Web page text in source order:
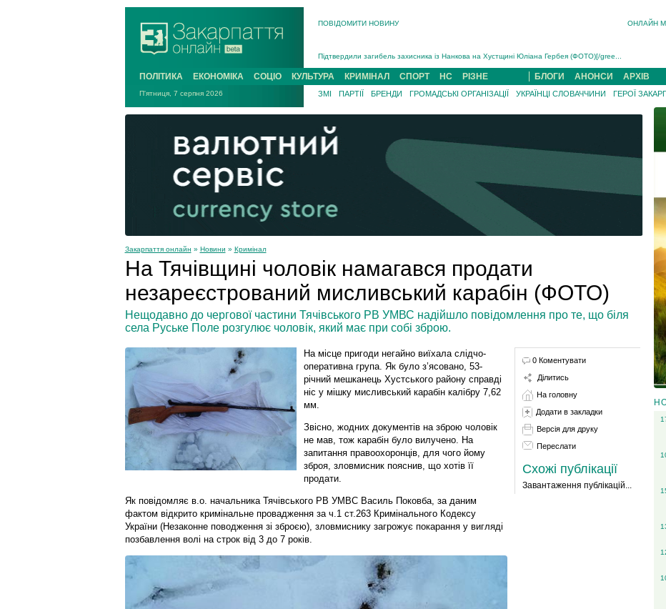
ПОВІДОМИТИ НОВИНУ ОНЛАЙН
В Ужгороді попрощаються із полеглим на війні з росією захисником Володимиром Йор�...
Підтвердили загибель захисника із Нанкова на Хустщині Юліана Гербея (ФОТО)[/gree...
На війні з рф поліг військовий з Виноградова Ігнат Роздяловський (ФОТО)...
На Хустщині внаслідок ДТП за участі трьох авто постраждали 13 людей (ФОТО)...
Інструктора районного ТЦК на Закарпатті судитимуть за обвинувачен...
ПОЛІТИКА ЕКОНОМІКА СОЦІО КУЛЬТУРА КРИМІНАЛ СПОРТ НС РІЗНЕ БЛОГИ АНОНСИ АРХІВ
П'ятниця, 7 серпня 2026 ЗМІ ПАРТІЇ БРЕНДИ ГРОМАДСЬКІ ОРГАНІЗАЦІЇ УКРАЇНЦІ СЛОВАЧЧИНИ ГЕРОЇ
Закарпаття онлайн » Новини » Кримінал
На Тячівщині чоловік намагався продати
незареєстрований мисливський карабін (ФОТО)
Нещодавно до чергової частини Тячівського РВ УМВС надійшло повідомлення про те, що біля
села Руське Поле розгулює чоловік, який має при собі зброю.
На місце пригоди негайно виїхала слідчо-
оперативна група. Як було з’ясовано, 53-
річний мешканець Хустського району справді
ніс у мішку мисливський карабін калібру 7,62
мм.
Звісно, жодних документів на зброю чоловік
не мав, тож карабін було вилучено. На
запитання правоохоронців, для чого йому
зброя, зловмисник пояснив, що хотів її
продати.
Як повідомляє в.о. начальника Тячівського РВ УМВС Василь Поковба, за даним
фактом відкрито кримінальне провадження за ч.1 ст.263 Кримінального Кодексу
України (Незаконне поводження зі зброєю), зловмиснику загрожує покарання у вигляді
позбавлення волі на строк від 3 до 7 років.
0 Коментувати
Ділитись
На головну
Додати в закладки
Версія для друку
Переслати
Схожі публікації
Завантаження публікацій...